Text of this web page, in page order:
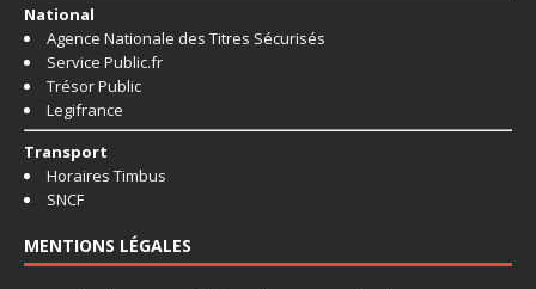
National
Agence Nationale des Titres Sécurisés
Service Public.fr
Trésor Public
Legifrance
Transport
Horaires Timbus
SNCF
MENTIONS LÉGALES